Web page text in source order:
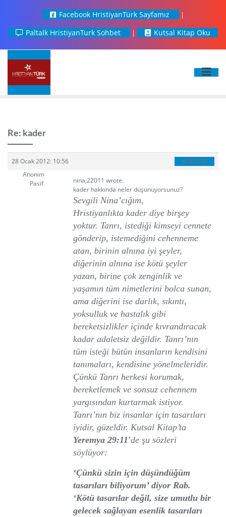
Facebook HristiyanTürk Sayfamız
Paltalk HristiyanTurk Sohbet
Kutsal Kitap Oku
Re: kader
28 Ocak 2012: 10:56 #36638
Anonim
Pasif
nina;22011 wrote:
kader hakkında neler düşünüyorsunuz?
Sevgili Nina’cığım,
Hristiyanlıkta kader diye birşey
yoktur. Tanrı, istediği kimseyi cennete
gönderip, istemediğini cehenneme
atan, birinin alnına iyi şeyler,
diğerinin alnına ise kötü şeyler
yazan, birine çok zenginlik ve
yaşamın tüm nimetlerini bolca sunan,
ama diğerini ise darlık, sıkıntı,
yoksulluk ve hastalık gibi
bereketsizlikler içinde kıvrandıracak
kadar adaletsiz değildir. Tanrı’nın
tüm isteği bütün insanların kendisini
tanımaları, kendisine yönelmeleridir.
Çünkü Tanrı herkesi korumak,
bereketlemek ve sonsuz cehennem
yargısından kurtarmak istiyor.
Tanrı’nın biz insanlar için tasarıları
iyidir, güzeldir. Kutsal Kitap’ta
Yeremya 29:11′de şu sözleri
söylüyor:
‘Çünkü sizin için düşündüğüm
tasarıları biliyorum’ diyor Rab.
‘Kötü tasarılar değil, size umutlu bir
gelecek sağlayan esenlik tasarıları